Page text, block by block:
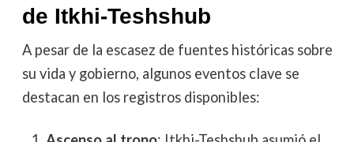
de Itkhi-Teshshub
A pesar de la escasez de fuentes históricas sobre
su vida y gobierno, algunos eventos clave se
destacan en los registros disponibles: